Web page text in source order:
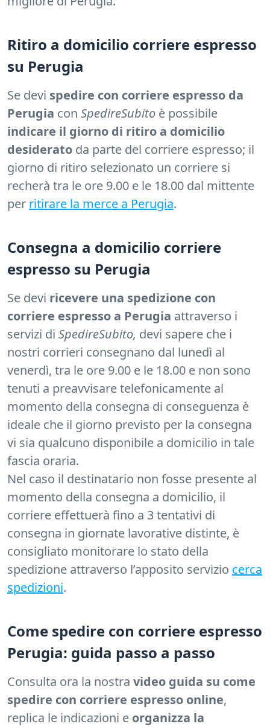
Ritiro a domicilio corriere espresso
su Perugia
Se devi spedire con corriere espresso da
Perugia con SpedireSubito è possibile
indicare il giorno di ritiro a domicilio
desiderato da parte del corriere espresso; il
giorno di ritiro selezionato un corriere si
recherà tra le ore 9.00 e le 18.00 dal mittente
per ritirare la merce a Perugia.
Consegna a domicilio corriere
espresso su Perugia
Se devi ricevere una spedizione con
corriere espresso a Perugia attraverso i
servizi di SpedireSubito, devi sapere che i
nostri corrieri consegnano dal lunedì al
venerdì, tra le ore 9.00 e le 18.00 e non sono
tenuti a preavvisare telefonicamente al
momento della consegna di conseguenza è
ideale che il giorno previsto per la consegna
vi sia qualcuno disponibile a domicilio in tale
fascia oraria.
Nel caso il destinatario non fosse presente al
momento della consegna a domicilio, il
corriere effettuerà fino a 3 tentativi di
consegna in giornate lavorative distinte, è
consigliato monitorare lo stato della
spedizione attraverso l’apposito servizio cerca
spedizioni.
Come spedire con corriere espresso
Perugia: guida passo a passo
Consulta ora la nostra video guida su come
spedire con corriere espresso online,
replica le indicazioni e organizza la